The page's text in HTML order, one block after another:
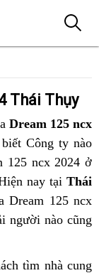
Thái Thụy
Dream 125 ncx
Công ty nào
125 ncx 2024 ở
nay tại Thái
Dream 125 ncx
người nào cũng
tìm nhà cung